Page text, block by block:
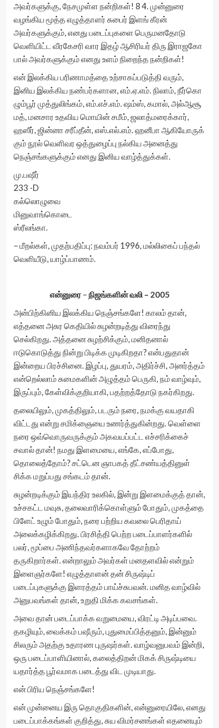
அவர்களுக்கு, நேசமுள்ள நன்றிகள்! 8 4. முன்னுரை
வழங்கிய மூத்த எழுத்தாளர் சுபைர் இளங் கீரன்
அவர்களுக்கும், எனது படைப்புகளை பெருமனதோடு
வெளியிட்ட வீரகேசரி வார இதழ் ஆசிரியர் திரு இராஜகோ
பால் அவர்களுக்கும் எனது உளம் நிறைந்த நன்றிகள்!
என் இலக்கிய பரிணாமத்தை உற்சாகப்படுத்தி வரும்,
இனிய இலக்கிய நண்பர்களான, எம்.ஏ.எம். நிலாம், நீர்கொ
ழும்பூர் முத்துலிங்கம், எம்.எச்.எம். ஷம்ஸ், கமால், அல்ஆசூ
மத், மனசார உதவிய மொயின் சமீம், ஜலாத்மரைக்கார்,
ஹஸீர், ஜின்னா சரீப்தீன், எஸ்.எல்.எம். ஹனீபா ஆகியோருக்
கும் நூல் வெளிவர ஒத்துழைப்பு நல்கிய அனைத்து
நெஞ்சங்களுக்கும் எனது இனிய வாழ்த்துக்கள்.
மு.பஷீர்
233 -D
கல்லொழுவை
மினுவாங்கொடை
ஸ்ரீலங்கா.
– மீறல்கள், முதற்பதிப்பு: நவம்பர் 1996, மல்லிகைப் பந்தல்
வெளியீடு, யாழ்ப்பாணம்.
என்னுரை–நிஜங்களின் வலி – 2005
அன்பிற்கினிய இலக்கிய நெஞ்சங்களே! காலம் தான்,
எத்தனை அசுர கெதியில் சுழன்றடித்து விரைந்து
செல்கிறது. அத்தனை சுழற்சிக்கும், மனிதனால்
ஈடுகொடுத்து நின்று பிடிக்க முடிகிறதா? என்பதுதான்
இன்றைய பிரச்சினை. இழப்பு, துயரம், அதிர்ச்சி, அனர்த்தம்
என்றெல்லாம் சுமைகளின் அழுத்தம் பெருகி, நம் வாழ்வும்,
இருப்பும், கேள்விக்குறியாகி, பதற்றத்தோடு நகர்கிறது.
தலையிலும், முகத்திலும், படரும் நரை, நமக்கு வயதாகி
விட்டது என்று சமிக்ஞையை உணர்த்துகின்றது. வெள்ளை
நரை ஒவ்வொருவருக்கும் அகவயப்பட்ட எச்சரிக்கைச்
சவால் தான்! நமது இளமையை, எங்கே, எப்போது,
தொலைத்தோம்? சட்டென ஞாபகத் தீட்சண்யத்தினுள்
சிக்க மறுப்பது சங்கடம் தான்.
சுழன்றடிக்கும் இயந்திர உலகில், இன்று இளமைக்குத் தான்,
உச்சகட்ட மவுசு, தலைவாரிக்கொள்ளும் போதும், முகத்தை
பிளேட் உழும் போதும், நரை பற்றிய கவலை பெரிதாய்
அலைக்கழிக்கிறது. பிரசித்தி பெற்ற படைப்பாளர்களில்
பலர், மூப்பை அணிந்தவர்களாகவே தோற்றம்
தருகிறார்கள். என்றாலும் அவர்கள் மனதளவில் என்றும்
இளைஞர்களே! எழுத்தாளன் தன் சிருஷ்டிப்
படைப்புகளுக்கு இளரத்தம் பாய்ச்சுபவன். மனித வாழ்வில்
அனுபவங்கள் தான், உறுதி மிக்க கவசங்கள்.
அவை தான் படைப்பாக்க வறுமையை, விரட்டி அடிப்பவை.
தகழியும், வைக்கம் பஷீரும், புதுமைப்பித்தனும், இன்னும்
சிலரும் அதற்கு உதாரண புருஷர்கள். வாழ்வனுபவம் இன்றி,
ஒரு படைப்பாளியினால், கலைத்திறன் மிகக் சிருஷ்டியை
யதார்த்த பூர்வமாக படைத்து விட முடியாது.
என் பிரிய நெஞ்சங்களே!
என் முன்னைய இரு தொகுதிகளின், என்னுரையிலே, எனது
படைப்பாக்கங்கள் குறித்து, சுய விமர்சனங்கள் எதனையும்